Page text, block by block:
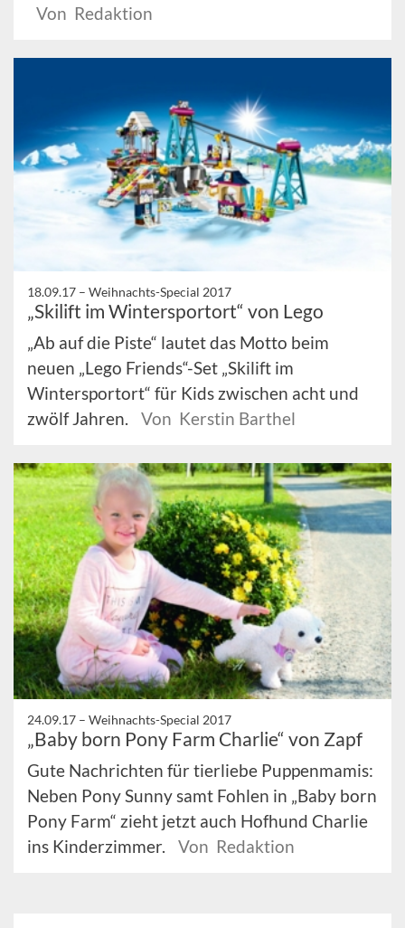
Von Redaktion
18.09.17 – Weihnachts-Special 2017
„Skilift im Wintersportort“ von Lego
„Ab auf die Piste“ lautet das Motto beim
neuen „Lego Friends“-Set „Skilift im
Wintersportort“ für Kids zwischen acht und
zwölf Jahren.
Von Kerstin Barthel
24.09.17 – Weihnachts-Special 2017
„Baby born Pony Farm Charlie“ von Zapf
Gute Nachrichten für tierliebe Puppenmamis:
Neben Pony Sunny samt Fohlen in „Baby born
Pony Farm“ zieht jetzt auch Hofhund Charlie
ins Kinderzimmer.
Von Redaktion